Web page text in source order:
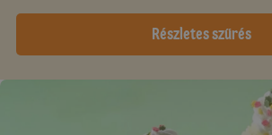
Részletes szűrés